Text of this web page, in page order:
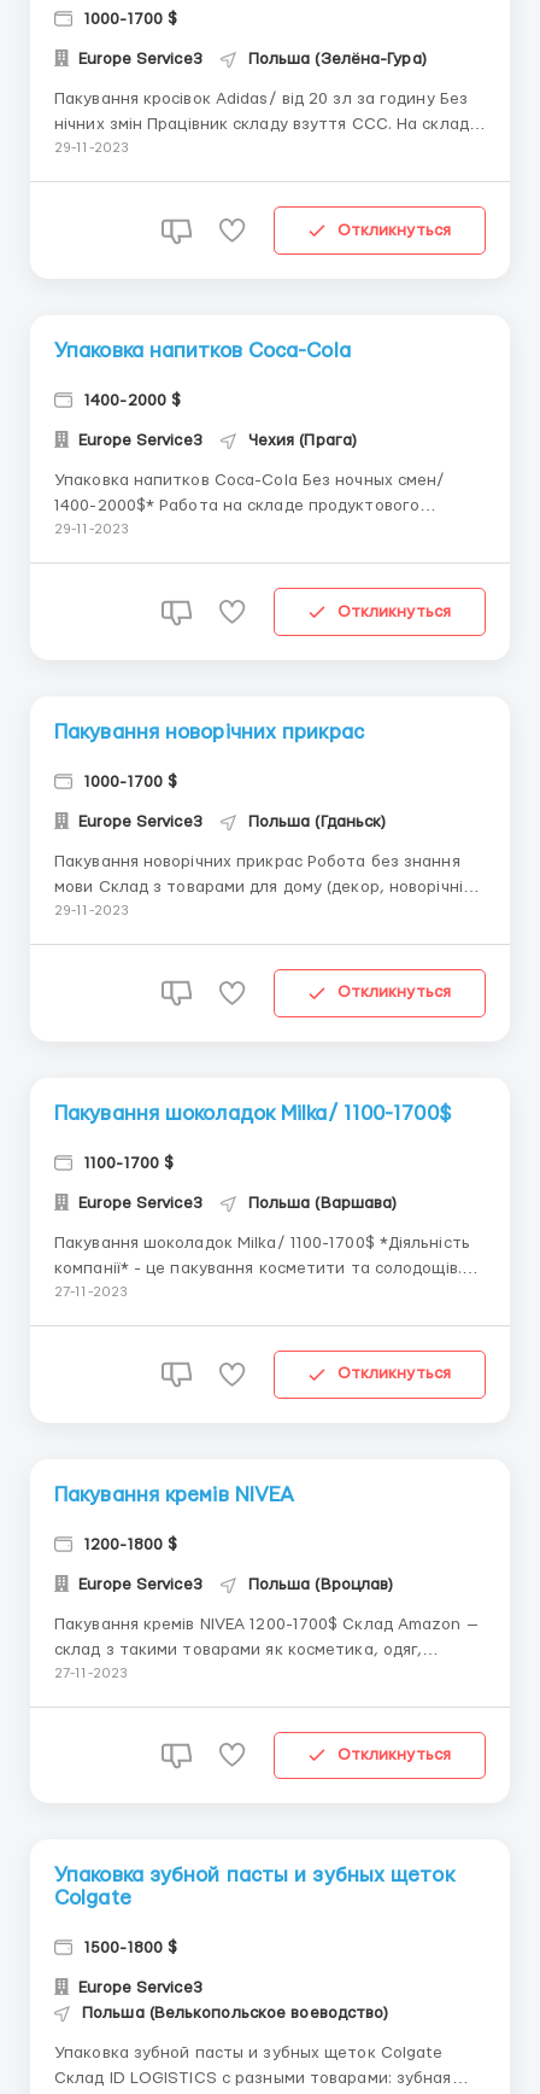
1000-1700 $
Europe Service3 Польша (Зелёна-Гура)
Пакування кросівок Adidas/ від 20 зл за годину Без
нічних змін Працівник складу взуття ССС. На складі
є товари Adidas, Puma, Fila, Vans тощо. Приїзд на
координатор Телефон\Вайбер +380733335340 *З...
29-11-2023
Откликнуться
Упаковка напитков Сoca-Cola
1400-2000 $
Europe Service3 Чехия (Прага)
Упаковка напитков Сoca-Cola Без ночных смен/
1400-2000$* Работа на складе продуктового
интернет-магазина. Сбор и упаковка напитков, и
можно освоить через 20 минут, там есть украинский
29-11-2023
Откликнуться
Пакування новорічних прикрас
1000-1700 $
Europe Service3 Польша (Гданьск)
Пакування новорічних прикрас Робота без знання
мови Склад з товарами для дому (декор, новорічні
товари) та одягом. Легка робота на теплому складі
ПЛАТА* - 19,50 злотих чистими за годину - 20,50...
29-11-2023
Откликнуться
Пакування шоколадок Milka/ 1100-1700$
1100-1700 $
Europe Service3 Польша (Варшава)
Пакування шоколадок Milka/ 1100-1700$ *Діяльність
компанії* - це пакування косметити та солодощів.
HOPI - підприємсто займається пакуванням товарів
Mondelez - це величезна компанія з виробництва
27-11-2023
Откликнуться
Пакування кремів NIVEA
1200-1800 $
Europe Service3 Польша (Вроцлав)
Пакування кремів NIVEA 1200-1700$ Склад Amazon —
склад з такими товарами як косметика, одяг,
електроніка, товари для дому тощо
злотих чистими - 20.00 злотих чистими за годину -
27-11-2023
Откликнуться
Упаковка зубной пасты и зубных щеток
Colgate
1500-1800 $
Europe Service3
Польша (Велькопольское воеводство)
Упаковка зубной пасты и зубных щеток Colgate
Склад ID LOGISTICS с разными товарами: зубная